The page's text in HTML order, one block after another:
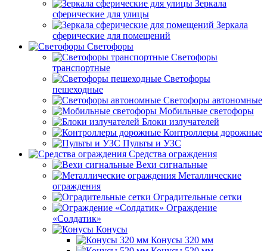
Зеркала
сферические для улицы
Зеркала
сферические для помещений
Светофоры
Светофоры
транспортные
Светофоры
пешеходные
Светофоры автономные
Мобильные светофоры
Блоки излучателей
Контроллеры дорожные
Пульты и УЗС
Средства ограждения
Вехи сигнальные
Металлические
ограждения
Оградительные сетки
Ограждение
«Солдатик»
Конусы
Конусы 320 мм